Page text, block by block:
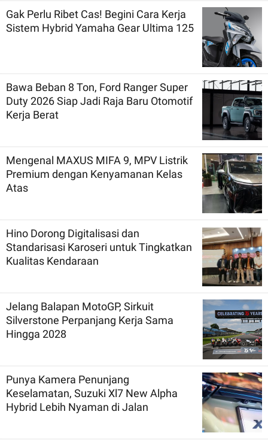
Gak Perlu Ribet Cas! Begini Cara Kerja
Sistem Hybrid Yamaha Gear Ultima 125
Bawa Beban 8 Ton, Ford Ranger Super
Duty 2026 Siap Jadi Raja Baru Otomotif
Kerja Berat
Mengenal MAXUS MIFA 9, MPV Listrik
Premium dengan Kenyamanan Kelas
Atas
Hino Dorong Digitalisasi dan
Standarisasi Karoseri untuk Tingkatkan
Kualitas Kendaraan
Jelang Balapan MotoGP, Sirkuit
Silverstone Perpanjang Kerja Sama
Hingga 2028
Punya Kamera Penunjang
Keselamatan, Suzuki Xl7 New Alpha
Hybrid Lebih Nyaman di Jalan